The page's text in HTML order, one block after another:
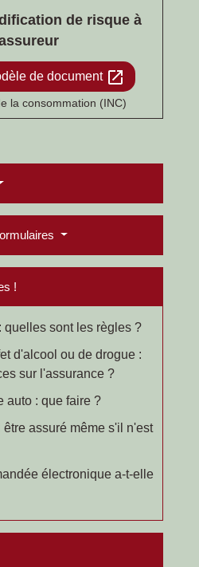
de risque à
de document open_in_new
la consommation (INC)
!
quelles sont les règles ?
d'alcool ou de drogue :
sur l'assurance ?
auto : que faire ?
assuré même s'il n'est
électronique a-t-elle